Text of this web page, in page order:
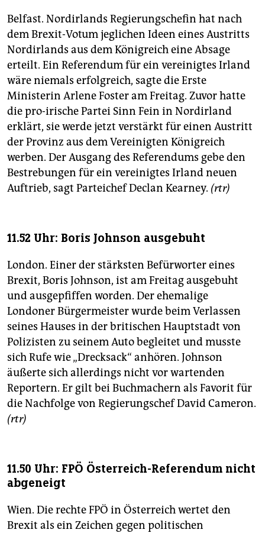
Belfast. Nordirlands Regierungschefin hat nach
dem Brexit-Votum jeglichen Ideen eines Austritts
Nordirlands aus dem Königreich eine Absage
erteilt. Ein Referendum für ein vereinigtes Irland
wäre niemals erfolgreich, sagte die Erste
Ministerin Arlene Foster am Freitag. Zuvor hatte
die pro-irische Partei Sinn Fein in Nordirland
erklärt, sie werde jetzt verstärkt für einen Austritt
der Provinz aus dem Vereinigten Königreich
werben. Der Ausgang des Referendums gebe den
Bestrebungen für ein vereinigtes Irland neuen
Auftrieb, sagt Parteichef Declan Kearney. (rtr)
11.52 Uhr: Boris Johnson ausgebuht
London. Einer der stärksten Befürworter eines
Brexit, Boris Johnson, ist am Freitag ausgebuht
und ausgepfiffen worden. Der ehemalige
Londoner Bürgermeister wurde beim Verlassen
seines Hauses in der britischen Hauptstadt von
Polizisten zu seinem Auto begleitet und musste
sich Rufe wie „Drecksack“ anhören. Johnson
äußerte sich allerdings nicht vor wartenden
Reportern. Er gilt bei Buchmachern als Favorit für
die Nachfolge von Regierungschef David Cameron.
(rtr)
11.50 Uhr: FPÖ Österreich-Referendum nicht
abgeneigt
Wien. Die rechte FPÖ in Österreich wertet den
Brexit als ein Zeichen gegen politischen